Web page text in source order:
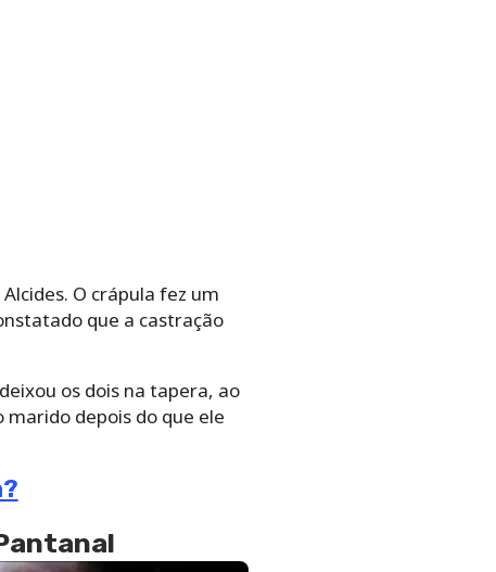
O crápula fez um
que a castração
os dois na tapera, ao
depois do que ele